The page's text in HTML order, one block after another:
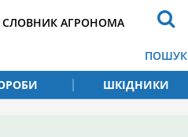
СЛОВНИК АГРОНОМА
ПОШУК
ШКІДНИКИ